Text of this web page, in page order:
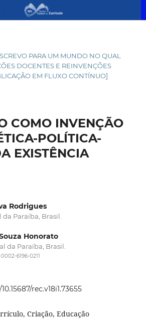
PARA UM MUNDO NO QUAL
DOCENTES E REINVENÇÕES
EM FLUXO CONTÍNUO]
COMO INVENÇÃO
POLÍTICA-
EXISTÊNCIA
Rodrigues
Paraíba, Brasil.
Honorato
da Paraíba, Brasil.
6196-0211
rec.v18i1.73655
Criação, Educação